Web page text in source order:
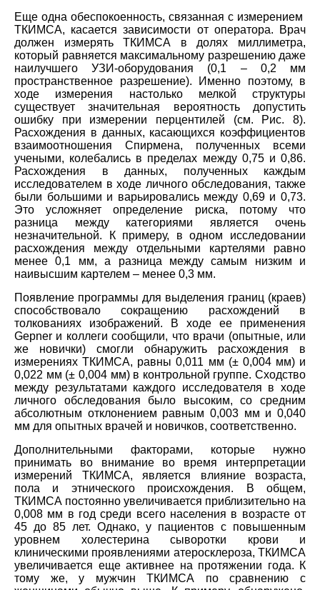
Еще одна обеспокоенность, связанная с измерением
ТКИМСА, касается зависимости от оператора. Врач
должен измерять ТКИМСА в долях миллиметра,
который равняется максимальному разрешению даже
наилучшего УЗИ-оборудования (0,1 – 0,2 мм
пространственное разрешение). Именно поэтому, в
ходе измерения настолько мелкой структуры
существует значительная вероятность допустить
ошибку при измерении перцентилей (см. Рис. 8).
Расхождения в данных, касающихся коэффициентов
взаимоотношения Спирмена, полученных всеми
учеными, колебались в пределах между 0,75 и 0,86.
Расхождения в данных, полученных каждым
исследователем в ходе личного обследования, также
были большими и варьировались между 0,69 и 0,73.
Это усложняет определение риска, потому что
разница между категориями является очень
незначительной. К примеру, в одном исследовании
расхождения между отдельными картелями равно
менее 0,1 мм, а разница между самым низким и
наивысшим картелем – менее 0,3 мм.
Появление программы для выделения границ (краев)
способствовало сокращению расхождений в
толкованиях изображений. В ходе ее применения
Gepner и коллеги сообщили, что врачи (опытные, или
же новички) смогли обнаружить расхождения в
измерениях ТКИМСА, равны 0,011 мм (± 0,004 мм) и
0,022 мм (± 0,004 мм) в контрольной группе. Сходство
между результатами каждого исследователя в ходе
личного обследования было высоким, со средним
абсолютным отклонением равным 0,003 мм и 0,040
мм для опытных врачей и новичков, соответственно.
Дополнительными факторами, которые нужно
принимать во внимание во время интерпретации
измерений ТКИМСА, является влияние возраста,
пола и этнического происхождения. В общем,
ТКИМСА постоянно увеличивается приблизительно на
0,008 мм в год среди всего населения в возрасте от
45 до 85 лет. Однако, у пациентов с повышенным
уровнем холестерина сыворотки крови и
клиническими проявлениями атеросклероза, ТКИМСА
увеличивается еще активнее на протяжении года. К
тому же, у мужчин ТКИМСА по сравнению с